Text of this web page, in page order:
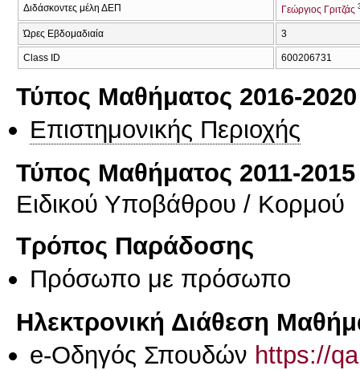
Διδάσκοντες μέλη ΔΕΠ Γεώργιος Γριτζάς
Ώρες Εβδομαδιαία 3
Class ID 600206731
Τύπος Μαθήματος 2016-2020
Επιστημονικής Περιοχής
Τύπος Μαθήματος 2011-2015
Ειδικού Υποβάθρου / Κορμού
Τρόπος Παράδοσης
Πρόσωπο με πρόσωπο
Ηλεκτρονική Διάθεση
e-Οδηγός Σπουδών https://